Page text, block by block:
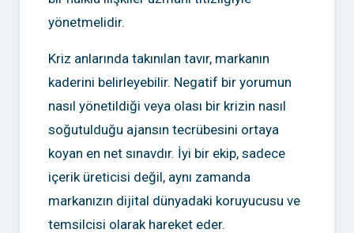
yönetmelidir.
Kriz anlarında takınılan tavır, markanın
kaderini belirleyebilir. Negatif bir yorumun
nasıl yönetildiği veya olası bir krizin nasıl
soğutulduğu ajansın tecrübesini ortaya
koyan en net sınavdır. İyi bir ekip, sadece
içerik üreticisi değil, aynı zamanda
markanızın dijital dünyadaki koruyucusu ve
temsilcisi olarak hareket eder.